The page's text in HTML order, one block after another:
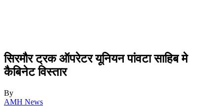
सिरमौर ट्रक ऑपरेटर यूनियन पांवटा साहिब मे
कैबिनेट विस्तार
By
AMH News